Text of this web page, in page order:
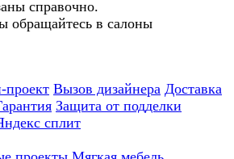
справочно.
обращайтесь в салоны
проект Вызов дизайнера Доставка
Защита от подделки
сплит